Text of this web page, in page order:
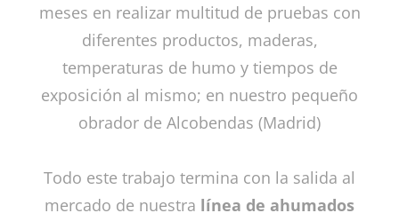
meses en realizar multitud de pruebas con
diferentes productos, maderas,
temperaturas de humo y tiempos de
exposición al mismo; en nuestro pequeño
obrador de Alcobendas (Madrid)
Todo este trabajo termina con la salida al
mercado de nuestra línea de ahumados